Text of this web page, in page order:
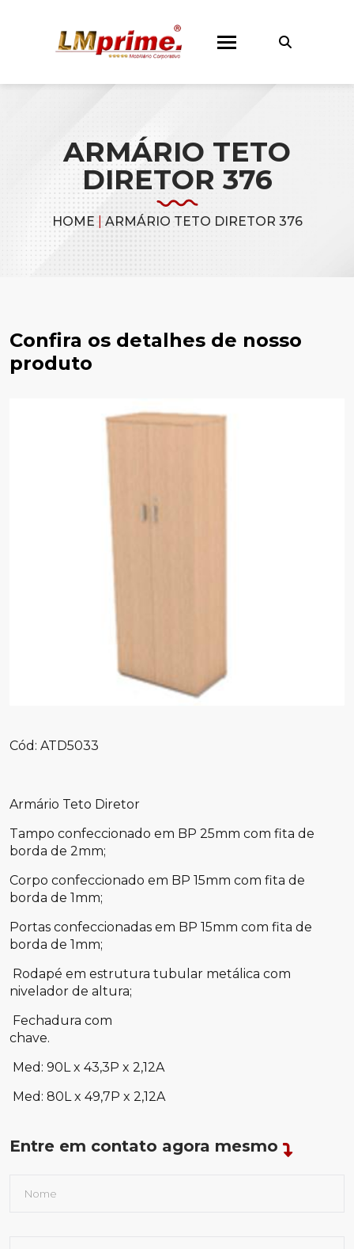
ARMÁRIO TETO
DIRETOR 376
HOME ARMÁRIO TETO DIRETOR 376
Confira os detalhes de nosso
produto
Cód: ATD5033
Armário Teto Diretor
Tampo confeccionado em BP 25mm com fita de
borda de 2mm;
Corpo confeccionado em BP 15mm com fita de
borda de 1mm;
Portas confeccionadas em BP 15mm com fita de
borda de 1mm;
Rodapé em estrutura tubular metálica com
nivelador de altura;
Fechadura com
chave.
Med: 90L x 43,3P x 2,12A
Med: 80L x 49,7P x 2,12A
Entre em contato agora mesmo